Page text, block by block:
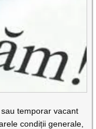
temporar vacant
condiții generale,